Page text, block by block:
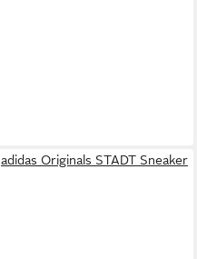
adidas Originals STADT Sneaker